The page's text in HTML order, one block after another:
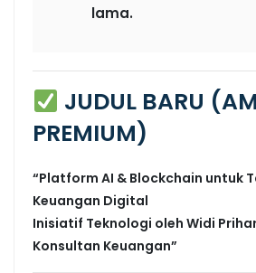
lama.
JUDUL BARU
PREMIUM)
“Platform AI & Blockchain untuk
Keuangan Digital
Inisiatif Teknologi oleh Widi
Konsultan Keuangan”